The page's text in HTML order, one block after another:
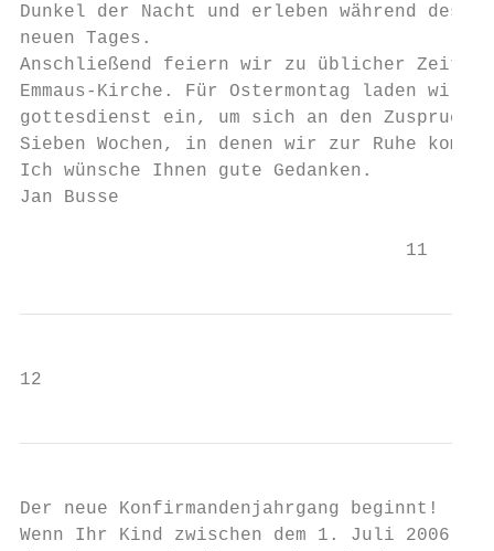
Dunkel der Nacht und erleben während des
neuen Tages.
Anschließend feiern wir zu üblicher Zeit
Emmaus-Kirche. Für Ostermontag laden wir
gottesdienst ein, um sich an den
Sieben Wochen, in denen wir zur Ruhe
Ich wünsche Ihnen gute Gedanken.
Jan Busse
                                   11
12
Der neue Konfirmandenjahrgang beginnt!
Wenn Ihr Kind zwischen dem 1. Juli 2006